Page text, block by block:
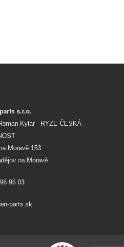
s.r.o.
Kylar - RYZE ČESKÁ
Moravě 153
na Moravě
96 03
parts.sk